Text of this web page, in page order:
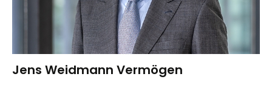
Trends
Jens Weidmann Vermögen